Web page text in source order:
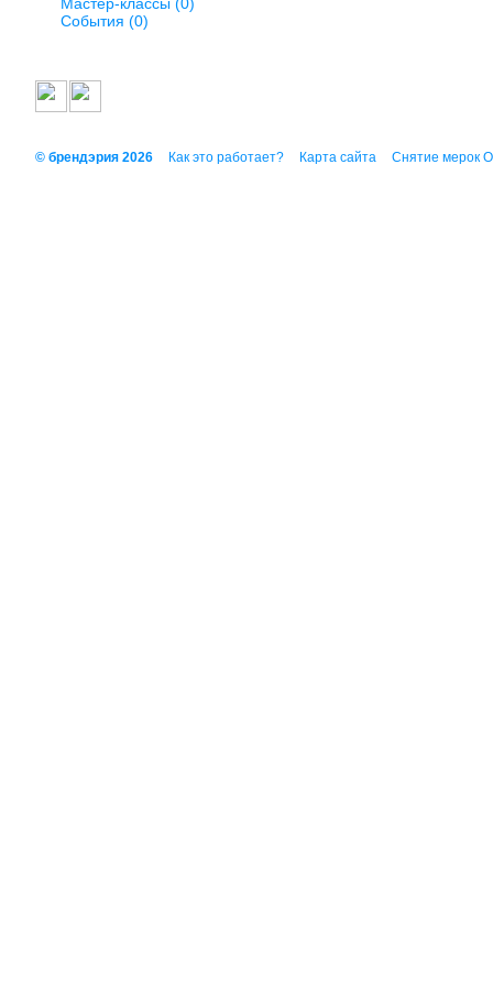
События (0)
© брендэрия 2026 Как это работает? Карта сайта Снятие мерок